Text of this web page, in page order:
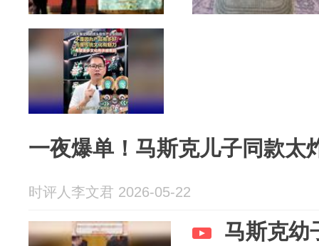
一夜爆单！马斯克儿子同款太
时评人李文君 2026-05-22
马斯克幼